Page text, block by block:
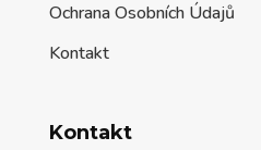
Ochrana Osobních Údajů
Kontakt
Kontakt